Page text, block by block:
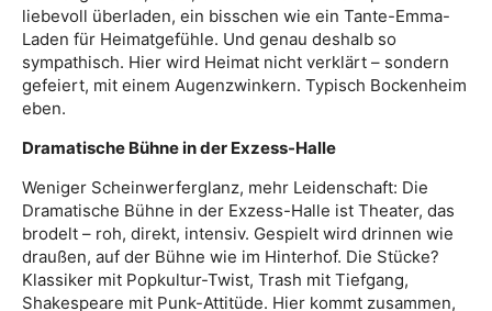
liebevoll überladen, ein bisschen wie ein Tante-Emma-
Laden für Heimatgefühle. Und genau deshalb so
sympathisch. Hier wird Heimat nicht verklärt – sondern
gefeiert, mit einem Augenzwinkern. Typisch Bockenheim
eben.
Dramatische Bühne in der Exzess-Halle
Weniger Scheinwerferglanz, mehr Leidenschaft: Die
Dramatische Bühne in der Exzess-Halle ist Theater, das
brodelt – roh, direkt, intensiv. Gespielt wird drinnen wie
draußen, auf der Bühne wie im Hinterhof. Die Stücke?
Klassiker mit Popkultur-Twist, Trash mit Tiefgang,
Shakespeare mit Punk-Attitüde. Hier kommt zusammen,